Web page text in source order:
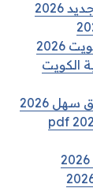
الكويت
2026